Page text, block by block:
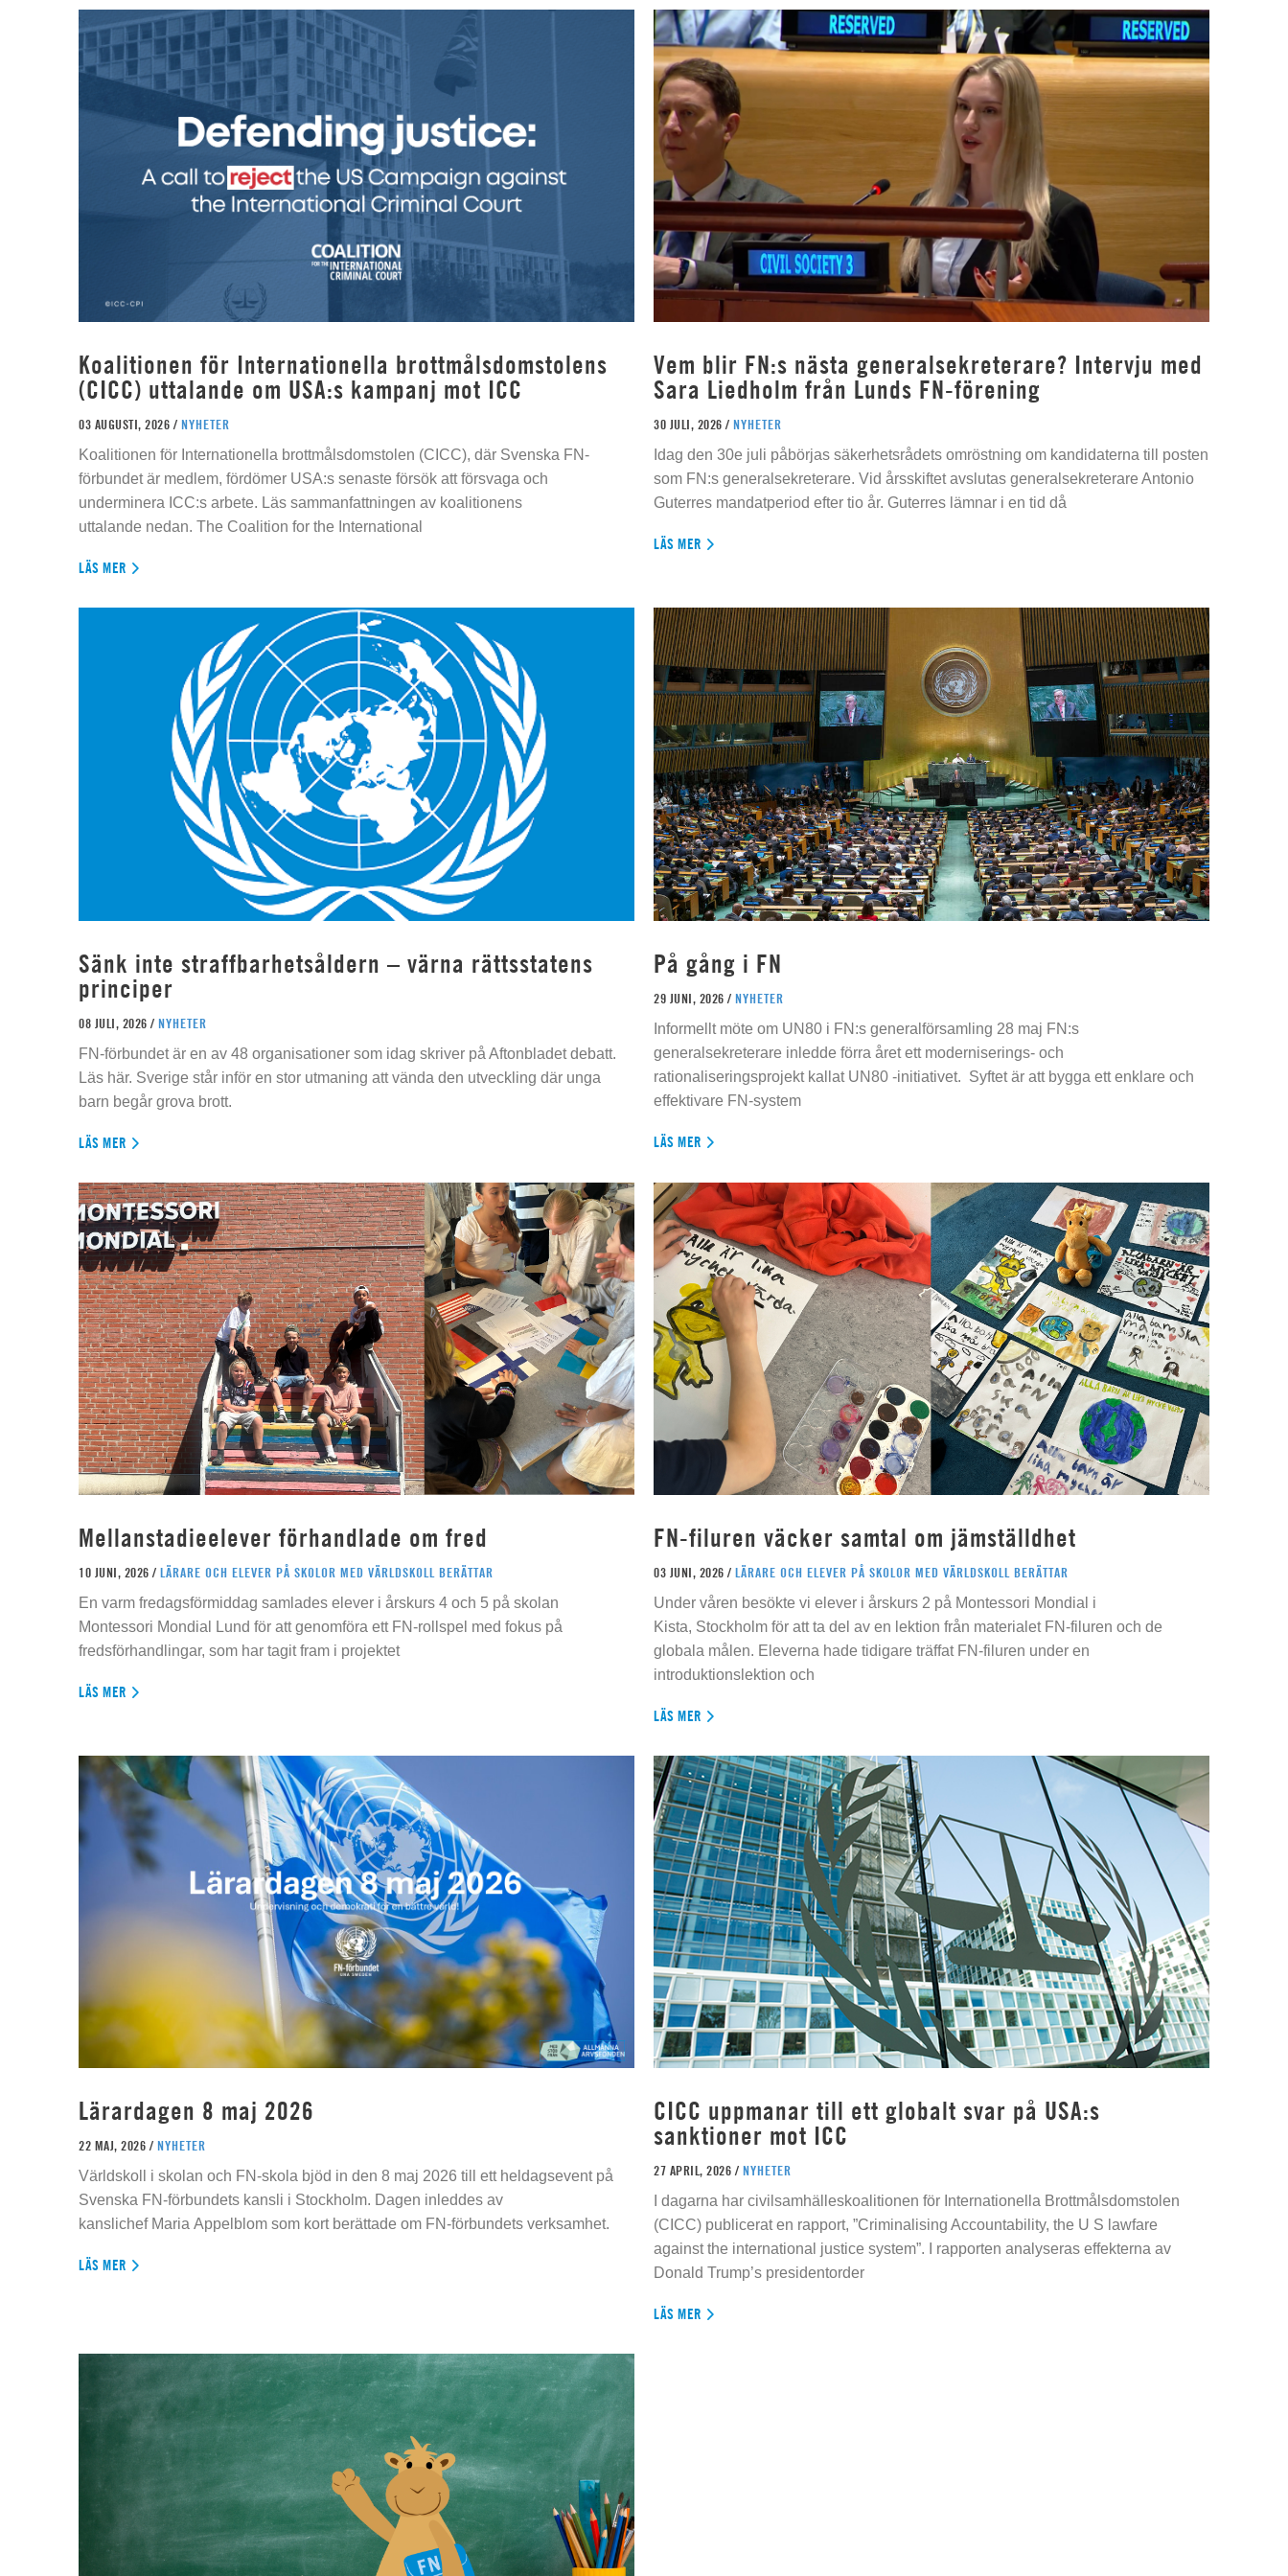
Koalitionen för Internationella brottmålsdomstolens
(CICC) uttalande om USA:s kampanj mot ICC
03 AUGUSTI, 2026 / NYHETER
Koalitionen för Internationella brottmålsdomstolen (CICC), där Svenska FN-
förbundet är medlem, fördömer USA:s senaste försök att försvaga och
underminera ICC:s arbete. Läs sammanfattningen av koalitionens
uttalande nedan. The Coalition for the International
LÄS MER
Vem blir FN:s nästa generalsekreterare? Intervju med
Sara Liedholm från Lunds FN-förening
30 JULI, 2026 / NYHETER
Idag den 30e juli påbörjas säkerhetsrådets omröstning om kandidaterna till posten
som FN:s generalsekreterare. Vid årsskiftet avslutas generalsekreterare Antonio
Guterres mandatperiod efter tio år. Guterres lämnar i en tid då
LÄS MER
Sänk inte straffbarhetsåldern – värna rättsstatens
principer
08 JULI, 2026 / NYHETER
FN-förbundet är en av 48 organisationer som idag skriver på Aftonbladet debatt.
Läs här. Sverige står inför en stor utmaning att vända den utveckling där unga
barn begår grova brott.
LÄS MER
På gång i FN
29 JUNI, 2026 / NYHETER
Informellt möte om UN80 i FN:s generalförsamling 28 maj FN:s
generalsekreterare inledde förra året ett moderniserings- och
rationaliseringsprojekt kallat UN80 -initiativet. Syftet är att bygga ett enklare och
effektivare FN-system
LÄS MER
Mellanstadieelever förhandlade om fred
10 JUNI, 2026 / LÄRARE OCH ELEVER PÅ SKOLOR MED VÄRLDSKOLL BERÄTTAR
En varm fredagsförmiddag samlades elever i årskurs 4 och 5 på skolan
Montessori Mondial Lund för att genomföra ett FN-rollspel med fokus på
fredsförhandlingar, som har tagit fram i projektet
LÄS MER
FN-filuren väcker samtal om jämställdhet
03 JUNI, 2026 / LÄRARE OCH ELEVER PÅ SKOLOR MED VÄRLDSKOLL BERÄTTAR
Under våren besökte vi elever i årskurs 2 på Montessori Mondial i
Kista, Stockholm för att ta del av en lektion från materialet FN-filuren och de
globala målen. Eleverna hade tidigare träffat FN-filuren under en
introduktionslektion och
LÄS MER
Lärardagen 8 maj 2026
22 MAJ, 2026 / NYHETER
Världskoll i skolan och FN-skola bjöd in den 8 maj 2026 till ett heldagsevent på
Svenska FN-förbundets kansli i Stockholm. Dagen inleddes av
kanslichef Maria Appelblom som kort berättade om FN-förbundets verksamhet.
LÄS MER
CICC uppmanar till ett globalt svar på USA:s
sanktioner mot ICC
27 APRIL, 2026 / NYHETER
I dagarna har civilsamhälleskoalitionen för Internationella Brottmålsdomstolen
(CICC) publicerat en rapport, ”Criminalising Accountability, the U S lawfare
against the international justice system”. I rapporten analyseras effekterna av
Donald Trump’s presidentorder
LÄS MER